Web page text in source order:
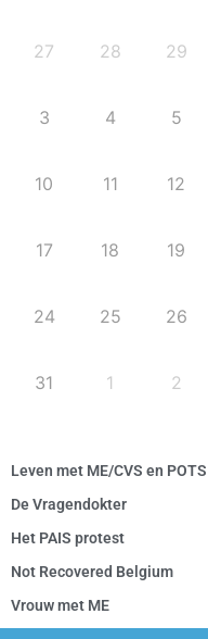
27 28 29
3 4 5
10 11 12
17 18 19
24 25 26
31 1 2
Leven met ME/CVS en POTS
De Vragendokter
Het PAIS protest
Not Recovered Belgium
Vrouw met ME